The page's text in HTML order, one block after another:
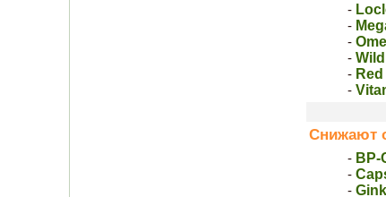
-
-
-
-
-
-
Снижают
-
-
-